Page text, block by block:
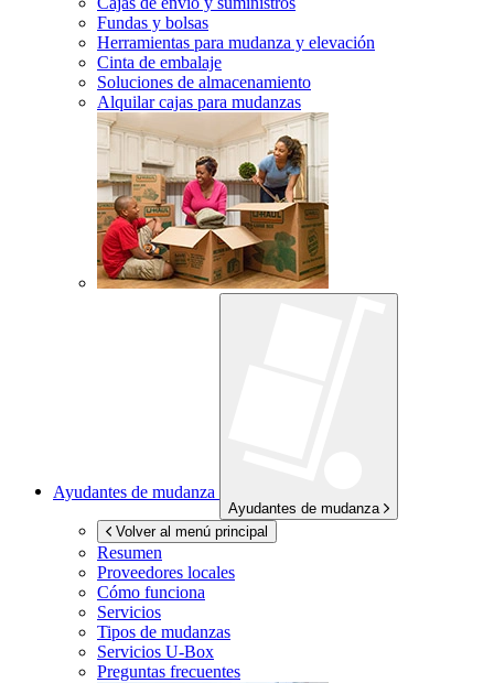
Fundas y bolsas
Herramientas para mudanza y elevación
Cinta de embalaje
Soluciones de almacenamiento
Alquilar cajas para mudanzas
Ayudantes de mudanza
Ayudantes de mudanza
Volver al menú principal
Resumen
Proveedores locales
Cómo funciona
Servicios
Tipos de mudanzas
Servicios U-Box
Preguntas frecuentes